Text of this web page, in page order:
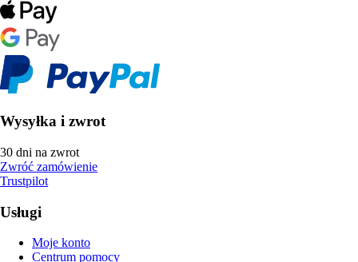
Wysyłka i zwrot
30 dni na zwrot
Zwróć zamówienie
Trustpilot
Usługi
Moje konto
Centrum pomocy